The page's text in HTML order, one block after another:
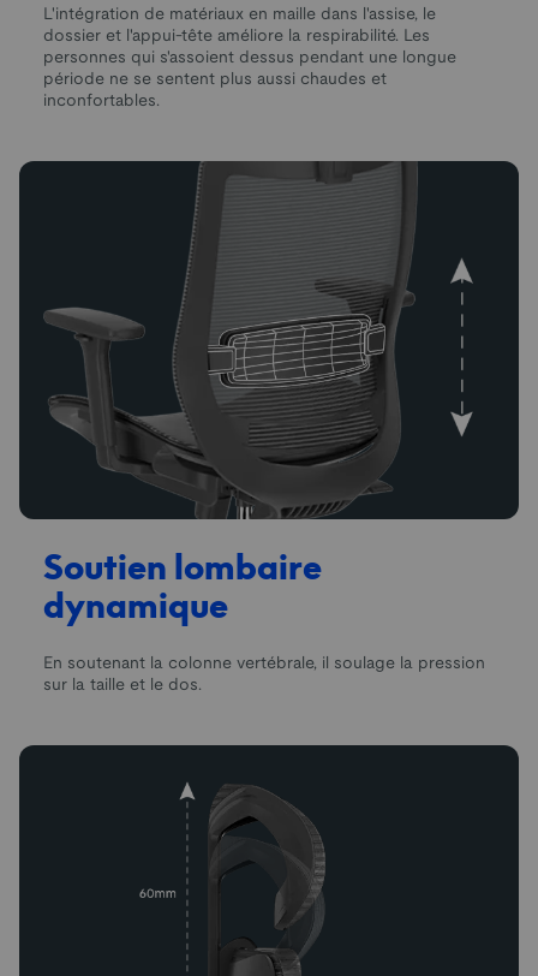
L'intégration de matériaux en maille dans l'assise, le
dossier et l'appui-tête améliore la respirabilité. Les
personnes qui s'assoient dessus pendant une longue
période ne se sentent plus aussi chaudes et
inconfortables.
Soutien lombaire
dynamique
En soutenant la colonne vertébrale, il soulage la pression
sur la taille et le dos.